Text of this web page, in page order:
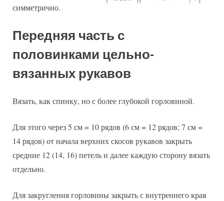
симметрично.
Передняя часть с
половинками цельно-
вязанных рукавов
Вязать, как спинку, но с более глубокой горловиной.
Для этого через 5 см = 10 рядов (6 см = 12 рядов; 7 см =
14 рядов) от начала верхних скосов рукавов закрыть
средние 12 (14, 16) петель и далее каждую сторону вязать
отдельно.
Для закругления горловины закрыть с внутреннего края